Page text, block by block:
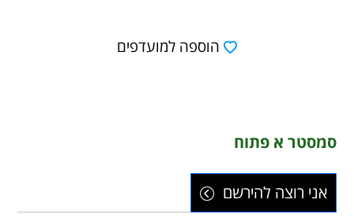
הוספה למועדפים
סמסטר א פתוח
אני רוצה להירשם